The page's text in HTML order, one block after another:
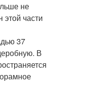
не
этой части
37
В